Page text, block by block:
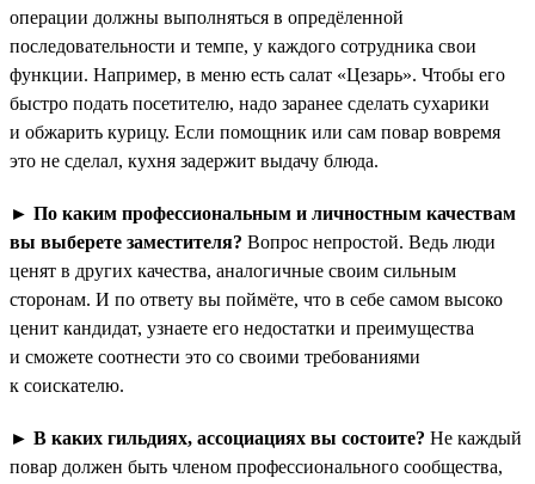
операции должны выполняться в опредёленной
последовательности и темпе, у каждого сотрудника свои
функции. Например, в меню есть салат «Цезарь». Чтобы его
быстро подать посетителю, надо заранее сделать сухарики
и обжарить курицу. Если помощник или сам повар вовремя
это не сделал, кухня задержит выдачу блюда.
► По каким профессиональным и личностным качествам
вы выберете заместителя? Вопрос непростой. Ведь люди
ценят в других качества, аналогичные своим сильным
сторонам. И по ответу вы поймёте, что в себе самом высоко
ценит кандидат, узнаете его недостатки и преимущества
и сможете соотнести это со своими требованиями
к соискателю.
► В каких гильдиях, ассоциациях вы состоите? Не каждый
повар должен быть членом профессионального сообщества,